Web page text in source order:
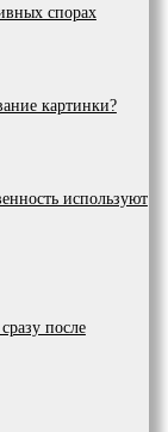
спорах
картинки?
используют
после